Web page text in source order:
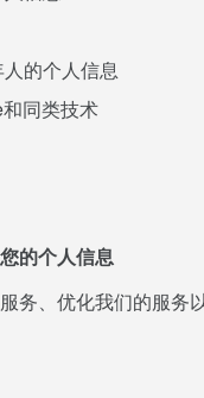
的个人信息
同类技术
的个人信息
务、优化我们的服